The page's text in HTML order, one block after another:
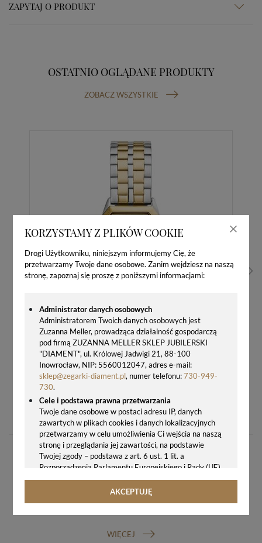
KORZYSTAMY Z PLIKÓW COOKIE
Drogi Użytkowniku, niniejszym informujemy Cię, że
przetwarzamy Twoje dane osobowe. Zanim wejdziesz na naszą
stronę, zapoznaj się proszę z poniższymi informacjami:
Administrator danych osobowych
Administratorem Twoich danych osobowych jest
Zuzanna Meller, prowadząca działalność gospodarczą
pod firmą ZUZANNA MELLER SKLEP JUBILERSKI
"DIAMENT", ul. Królowej Jadwigi 21, 88-100
Inowrocław, NIP: 5560012047, adres e-mail:
sklep@zegarki-diament.pl, numer telefonu:730-949-
730.
Cele i podstawa prawna przetwarzania
Twoje dane osobowe w postaci adresu IP, danych
zawartych w plikach cookies i danych lokalizacyjnych
przetwarzamy w celu umożliwienia Ci wejścia na naszą
stronę i przeglądania jej zawartości, na podstawie
Twojej zgody – podstawa z art. 6 ust. 1 lit. a
Rozporządzenia Parlamentu Europejskiego i Rady (UE)
2016/679 z 27.04.2016 r. w sprawie ochrony osób
fizycznych w związku z przetwarzaniem danych
AKCEPTUJĘ
ZAPYTAJ O PRODUKT
OSTATNIO OGLĄDANE PRODUKTY
ZOBACZ WSZYSTKIE
790,00 zł
WIĘCEJ